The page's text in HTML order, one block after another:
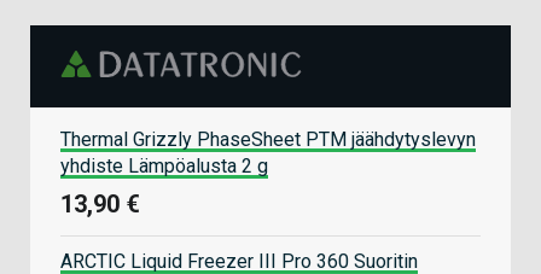
Thermal Grizzly PhaseSheet PTM jäähdytyslevyn
yhdiste Lämpöalusta 2 g
13,90 €
ARCTIC Liquid Freezer III Pro 360 Suoritin